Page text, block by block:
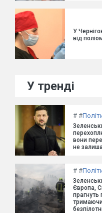
У
від
У тренді
# #
вони
не
# #
Європа,
прагнуть